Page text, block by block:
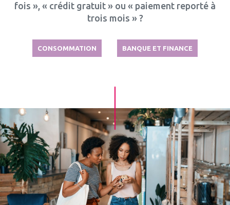
fois », « crédit gratuit » ou « paiement reporté à
trois mois » ?
CONSOMMATION BANQUE ET FINANCE